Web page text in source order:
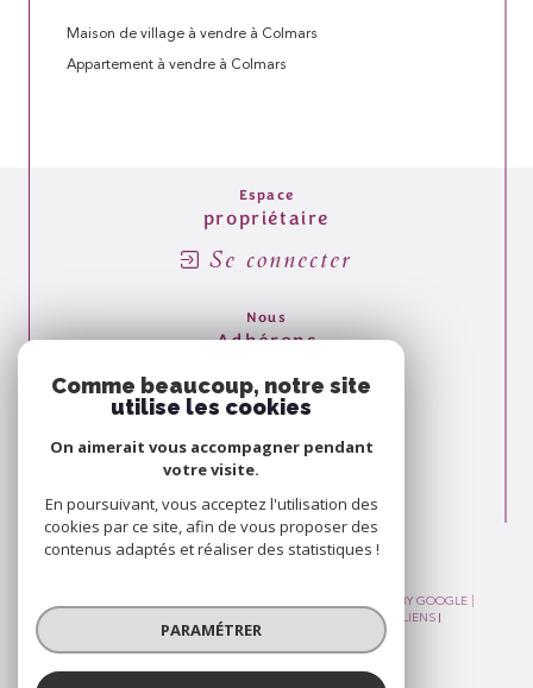
Maison de village à vendre à Colmars
Appartement à vendre à Colmars
Espace
propriétaire
Se connecter
Nous
Adhérons
© 2026 | TOUS DROITS RÉSERVÉS | TRADUCTION POWERED BY GOOGLE |
NOS LIENS
POLITIQUE RGPD
Comme beaucoup, notre site
utilise les cookies
On aimerait vous accompagner pendant
votre visite.
En poursuivant, vous acceptez l'utilisation des
cookies par ce site, afin de vous proposer des
contenus adaptés et réaliser des statistiques !
PARAMÉTRER